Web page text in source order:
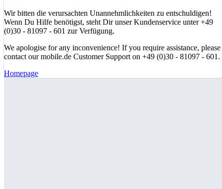
Wir bitten die verursachten Unannehmlichkeiten zu entschuldigen!
Wenn Du Hilfe benötigst, steht Dir unser Kundenservice unter +49
(0)30 - 81097 - 601 zur Verfügung.
We apologise for any inconvenience! If you require assistance, please
contact our mobile.de Customer Support on +49 (0)30 - 81097 - 601.
Homepage